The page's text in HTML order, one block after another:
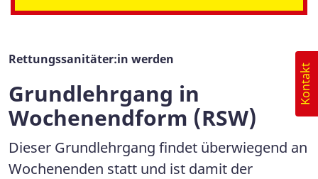
Rettungssanitäter:in werden
Grundlehrgang in
Wochenendform (RSW)
Dieser Grundlehrgang findet überwiegend an
Wochenenden statt und ist damit der
Kontakt